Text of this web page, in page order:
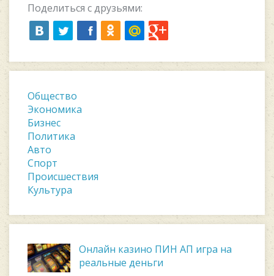
Поделиться с друзьями:
Общество
Экономика
Бизнес
Политика
Авто
Спорт
Происшествия
Культура
Онлайн казино ПИН АП игра на
реальные деньги